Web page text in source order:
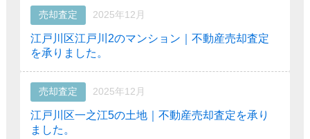
売却査定 2025年12月
江戸川区江戸川2のマンション｜不動産売却査定
を承りました。
売却査定 2025年12月
江戸川区一之江5の土地｜不動産売却査定を承り
ました。